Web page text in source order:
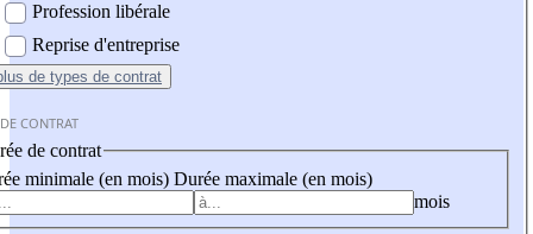
Profession libérale
Reprise d'entreprise
de types de contrat
CONTRAT
de contrat
minimale (en mois) Durée maximale (en mois)
mois